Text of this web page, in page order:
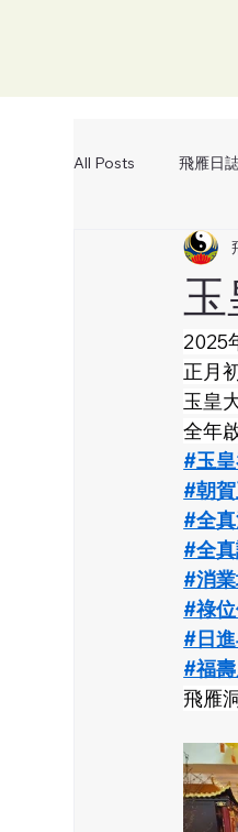
All Posts 飛雁日
2025
正月
玉皇
全年
#玉
#朝
#全
#全
#消
#祿
#日
#福
飛雁